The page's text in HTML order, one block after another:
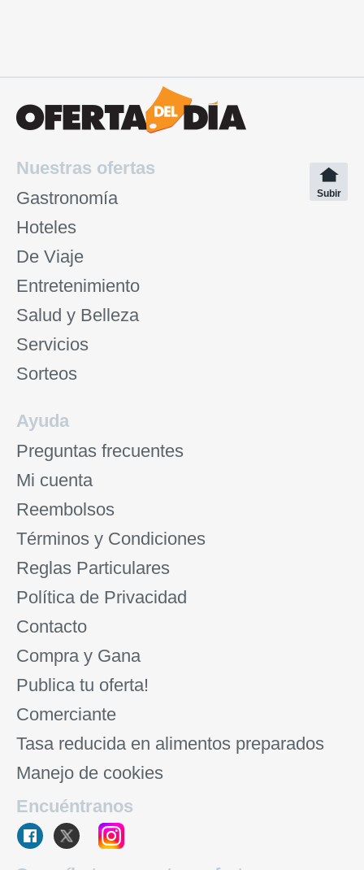
Nuestras ofertas
Gastronomía
Hoteles
De Viaje
Entretenimiento
Salud y Belleza
Servicios
Sorteos
Subir
Ayuda
Preguntas frecuentes
Mi cuenta
Reembolsos
Términos y Condiciones
Reglas Particulares
Política de Privacidad
Contacto
Compra y Gana
Publica tu oferta!
Comerciante
Tasa reducida en alimentos preparados
Manejo de cookies
Encuéntranos